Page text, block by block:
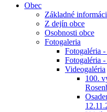
Obec
Základné
Z dejín obce
Osobnosti obce
Fotogaleria
Fotogaléria
Fotogaléria
Videogaléria
100.